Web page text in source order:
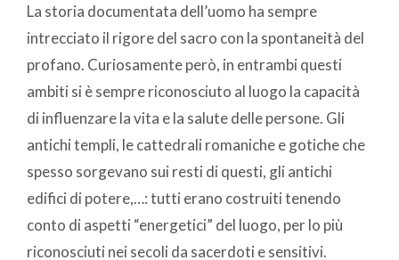
La storia documentata dell’uomo ha sempre
intrecciato il rigore del sacro con la spontaneità del
profano. Curiosamente però, in entrambi questi
ambiti si è sempre riconosciuto al luogo la capacità
di influenzare la vita e la salute delle persone. Gli
antichi templi, le cattedrali romaniche e gotiche che
spesso sorgevano sui resti di questi, gli antichi
edifici di potere,…: tutti erano costruiti tenendo
conto di aspetti “energetici” del luogo, per lo più
riconosciuti nei secoli da sacerdoti e sensitivi.